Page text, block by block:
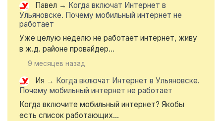
Павел → Когда включат Интернет в
Ульяновске. Почему мобильный интернет не
работает
Уже целую неделю не работает интернет, живу
в ж.д. районе провайдер...
9 месяцев назад
Ия → Когда включат Интернет в Ульяновске.
Почему мобильный интернет не работает
Когда включите мобильный интернет? Якобы
есть список работающих...